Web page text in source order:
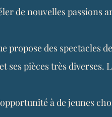
de nouvelles passions
propose des spectacles
ses pièces très diverses.
à de jeunes